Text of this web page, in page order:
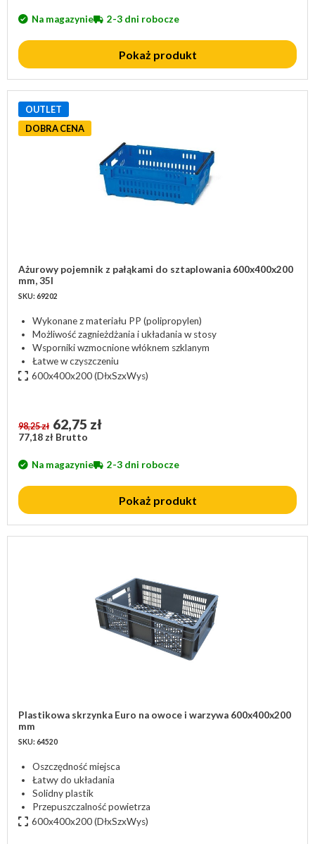
Na magazynie 2-3 dni robocze
Pokaż produkt
OUTLET
DOBRA CENA
Ażurowy pojemnik z pałąkami do sztaplowania 600x400x200
mm, 35l
SKU: 69202
Wykonane z materiału PP (polipropylen)
Możliwość zagnieżdżania i układania w stosy
Wsporniki wzmocnione włóknem szklanym
Łatwe w czyszczeniu
600x400x200(DłxSzxWys)
98,25 zł 62,75 zł
77,18 zł Brutto
Na magazynie 2-3 dni robocze
Pokaż produkt
Plastikowa skrzynka Euro na owoce i warzywa 600x400x200
mm
SKU: 64520
Oszczędność miejsca
Łatwy do układania
Solidny plastik
Przepuszczalność powietrza
600x400x200(DłxSzxWys)